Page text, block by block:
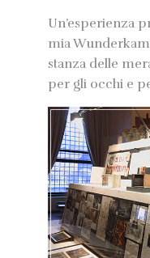
Un’esperienza
mia
stanza delle
per gli occhi e